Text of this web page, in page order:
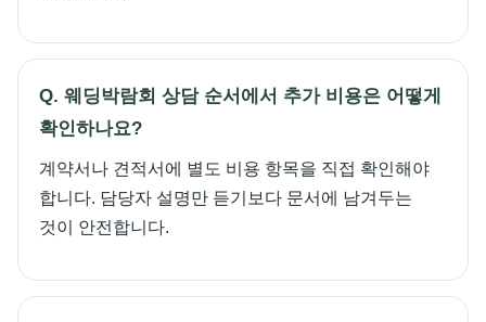
Q. 웨딩박람회 상담 순서에서 추가 비용은 어떻게
확인하나요?
계약서나 견적서에 별도 비용 항목을 직접 확인해야
합니다. 담당자 설명만 듣기보다 문서에 남겨두는
것이 안전합니다.